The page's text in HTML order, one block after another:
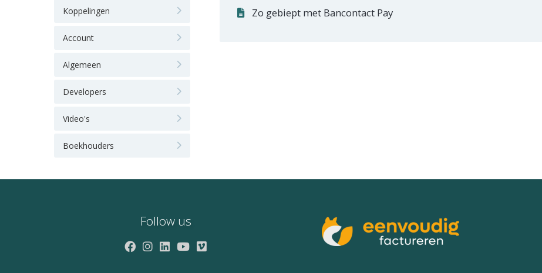
Koppelingen
Account
Algemeen
Developers
Video's
Boekhouders
Zo gebiept met Bancontact Pay
Follow us